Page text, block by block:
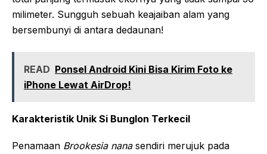
milimeter. Sungguh sebuah keajaiban alam yang
bersembunyi di antara dedaunan!
READ Ponsel Android Kini Bisa Kirim Foto ke
iPhone Lewat AirDrop!
Karakteristik Unik Si Bunglon Terkecil
Penamaan Brookesia nanasendiri merujuk pada